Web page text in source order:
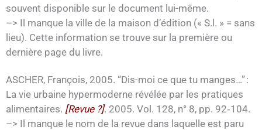
souvent disponible sur le document lui-même.
–> Il manque la ville de la maison d’édition (« S.l. » = sans
lieu). Cette information se trouve sur la première ou
dernière page du livre.
ASCHER, François, 2005. “Dis-moi ce que tu manges…” :
La vie urbaine hypermoderne révélée par les pratiques
alimentaires. [Revue ?]. 2005. Vol. 128, n° 8, pp. 92‑104.
–> Il manque le nom de la revue dans laquelle est paru